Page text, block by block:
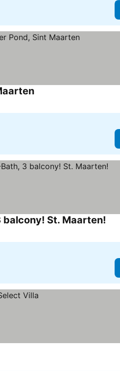
Ver preços
St. Maarten!